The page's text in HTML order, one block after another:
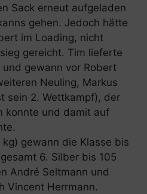
Sack erneut aufgeladen
gehen. Jedoch hätte
im Loading, nicht
gereicht. Tim lieferte
gewann vor Robert
Neuling, Markus
sein 2. Wettkampf), der
konnte und damit auf
gewann die Klasse bis
6. Silber bis 105
André Seltmann und
Vincent Herrmann.